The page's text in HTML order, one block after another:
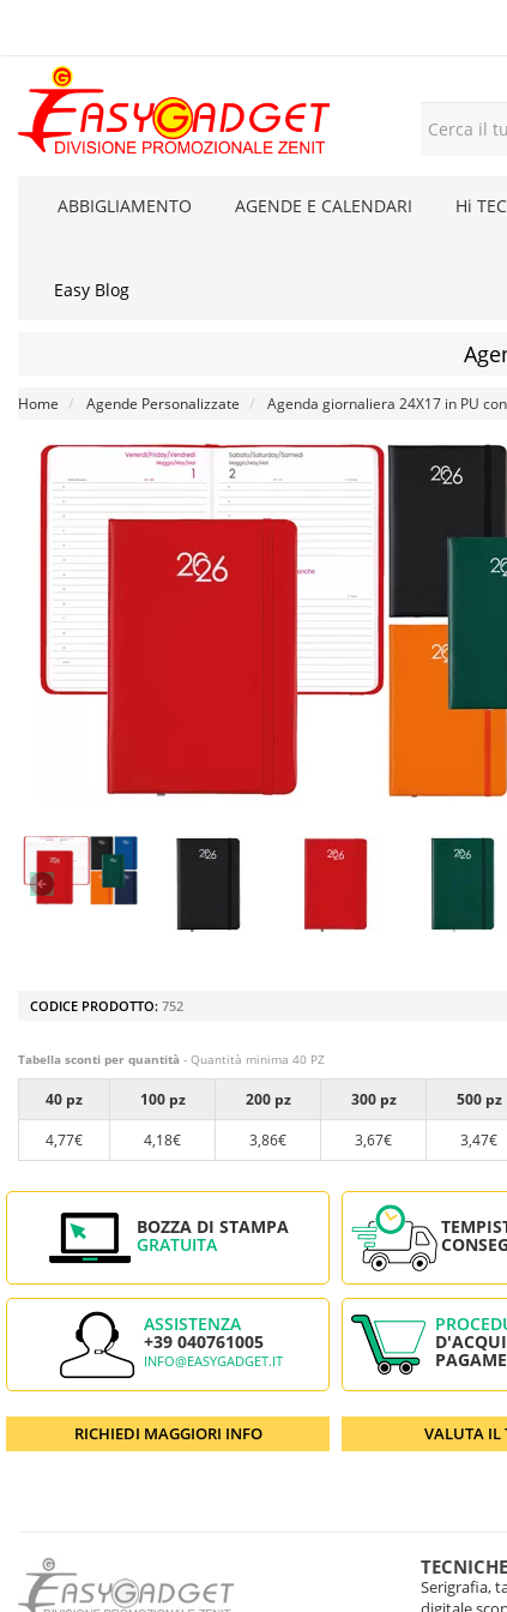
ABBIGLIAMENTO AGENDE E CALENDARI Hi
Easy Blog
Home Agende Personalizzate Agenda giornaliera 24X17 in PU
CODICE PRODOTTO: 752
Tabella sconti per quantità - Quantità minima 40 PZ
40 pz 100 pz 200 pz 300 pz 500 pz
4,77€
4,18€ 3,86€ 3,67€ 3,47€
BOZZA DI STAMPA
GRATUITA
ASSISTENZA
+39 040761005
INFO@EASYGADGET.IT
RICHIEDI MAGGIORI INFO VALUTA IL
Serigrafia,